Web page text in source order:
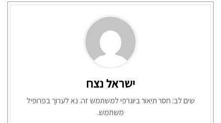
ישראל נצח
שים לב: חסר תיאור ביוגרפי למשתמש זה. נא לערוך בפרופיל
משתמש.